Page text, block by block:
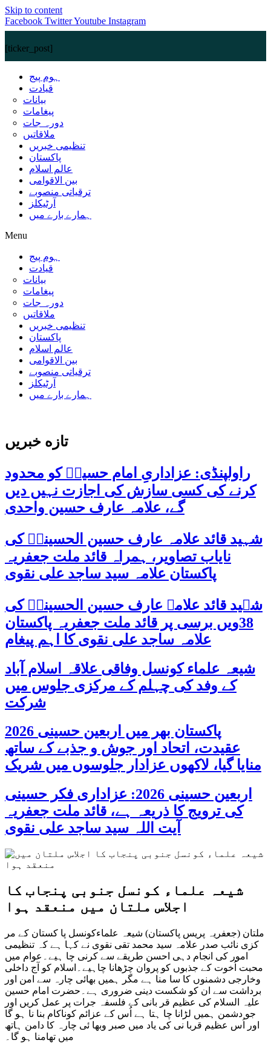
Skip to content
Facebook TwitterYoutube Instagram
[ticker_post]
ہوم پیج
قیادت
بیانات
پیغامات
دورہ جات
ملاقاتیں
تنظیمی خبریں
پاکستان
عالم اسلام
بین الاقوامی
ترقیاتی منصوبے
آرٹیکلز
ہمارے بارے میں
Menu
ہوم پیج
قیادت
بیانات
پیغامات
دورہ جات
ملاقاتیں
تنظیمی خبریں
پاکستان
عالم اسلام
بین الاقوامی
ترقیاتی منصوبے
آرٹیکلز
ہمارے بارے میں
تازه خبریں
راولپنڈی: عزاداریِ امام حسینؑ کو محدود
کرنے کی کسی سازش کی اجازت نہیں دیں
گے، علامہ عارف حسین واحدی
شہید قائد علامہ عارف حسین الحسینیؒ کی
نایاب تصاویر، ہمراہ قائد ملت جعفریہ
پاکستان علامہ سید ساجد علی نقوی
شہید قائد علامہ عارف حسین الحسینیؒ کی
38ویں برسی پر قائد ملت جعفریہ پاکستان
علامہ ساجد علی نقوی کا اہم پیغام
شیعہ علماء کونسل وفاقی علاقہ اسلام آباد
کے وفد کی چہلم کے مرکزی جلوس میں
شرکت
پاکستان بھر میں اربعین حسینی 2026
عقیدت، اتحاد اور جوش و جذبے کے ساتھ
منایا گیا، لاکھوں عزادار جلوسوں میں شریک
اربعین حسینی 2026: عزاداری فکر حسینی
کی ترویج کا ذریعہ ہے، قائد ملت جعفریہ
آیت اللہ سید ساجد علی نقوی
شیعہ علماء کونسل جنوبی پنجاب کا
اجلاس ملتان میں منعقد ہوا
ملتان (جعفریہ پریس پاکستان) شیعہ علماءکونسل پا کستان کے مر
کزی نائب صدر علامہ سید محمد تقی نقوی نے کہا ہے کہ تنظیمی
امور کی انجام دہی احسن طریقے سے کرنی چا ہیے۔عوام میں
محبت اُخوت کے جذبوں کو پروان چڑھانا چاہیے۔اسلام کو آج داخلی
وخارجی دشمنوں کا سا منا ہے مگر ہمیں بھائی چارہ سے امن اور
برداشت سے ان کو شکست دینی ضروری ہے۔حضرت امام حسین
علیہ السلام کی عظیم قر بانی کے فلسفہ جرات پر عمل کریں اور
جو دشمن ہمیں لڑانا چا ہتا ہے اُس کے عزائم کوناکام بنا نا ہو گا
اور اُس عظیم قربا نی کی یاد میں صبر وبھا ئی چارہ کا دامن ہاتھ
میں تھامنا ہو گا۔